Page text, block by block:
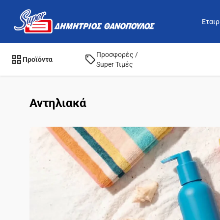
Προϊόντα
Προσφορές /
Super Τιμές
Αντηλιακά